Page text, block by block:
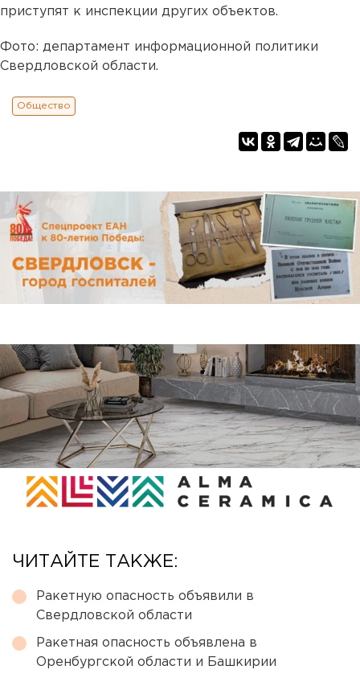
приступят к инспекции других объектов.
Фото: департамент информационной политики
Свердловской области.
Общество
ЧИТАЙТЕ ТАКЖЕ:
Ракетную опасность объявили в
Свердловской области
Ракетная опасность объявлена в
Оренбургской области и Башкирии